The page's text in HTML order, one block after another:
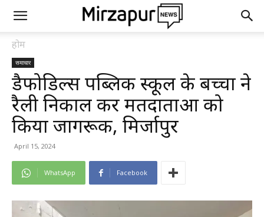
होम
समाचार
डैफोडिल्स पब्लिक स्कूल के बच्चों ने
रैली निकाल कर मतदाताओं को
किया जागरूक, मिर्जापुर
April 15, 2024
WhatsApp Facebook